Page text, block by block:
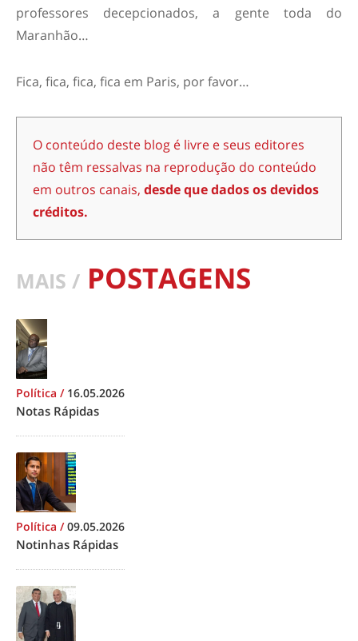
professores decepcionados, a gente toda do
Maranhão…
Fica, fica, fica, fica em Paris, por favor…
O conteúdo deste blog é livre e seus editores
não têm ressalvas na reprodução do conteúdo
em outros canais, desde que dados os devidos
créditos.
MAIS / POSTAGENS
Política / 16.05.2026
Notas Rápidas
Política /09.05.2026
Notinhas Rápidas